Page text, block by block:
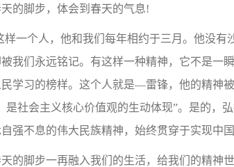
的脚步，体会到春天的气息!
一个人，他和我们每年相约于三月。他没有
我们永远铭记。有这样一种精神，它不是一
学习的榜样。这个人就是—雷锋，他的精神
是社会主义核心价值观的生动体现”。是的，
强不息的伟大民族精神，始终贯穿于实现中国
的脚步一再融入我们的生活，给我们的精神